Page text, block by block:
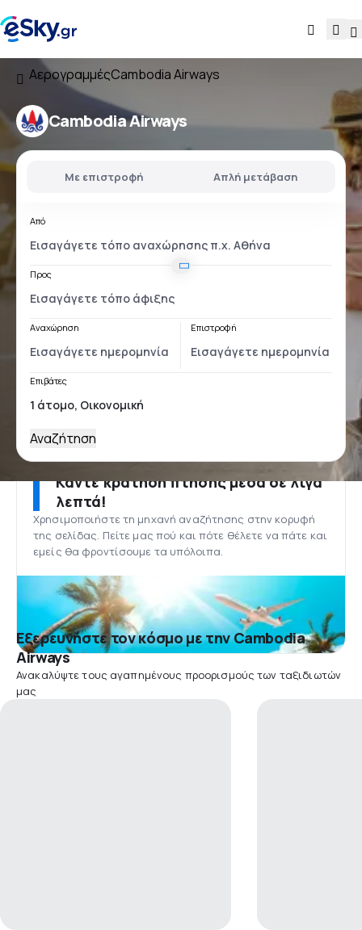
ΑερογραμμέςCambodia Airways
Cambodia Airways
Με επιστροφή Απλή μετάβαση
Από
Προς
Αναχώρηση Επιστροφή
Επιβάτες
Αναζήτηση
Κάντε κράτηση πτήσης μέσα σε λίγα
λεπτά!
Χρησιμοποιήστε τη μηχανή αναζήτησης στην κορυφή
της σελίδας. Πείτε μας πού και πότε θέλετε να πάτε και
εμείς θα φροντίσουμε τα υπόλοιπα.
Εξερευνήστε τον κόσμο με την Cambodia
Airways
Ανακαλύψτε τους αγαπημένους προορισμούς των ταξιδιωτών
μας